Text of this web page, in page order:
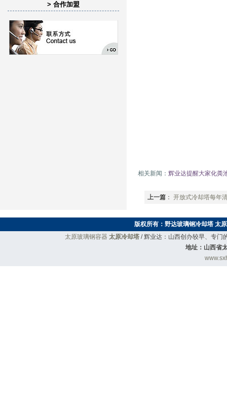
> 合作加盟
相关新闻： 辉业达提醒大家化粪
上一篇 ： 开放式冷却塔每年
版权所有： 野达玻璃钢冷却塔 太
太原玻璃钢容器 太原冷却塔 / 辉业达：山西创办较早、专门
地址：山西省